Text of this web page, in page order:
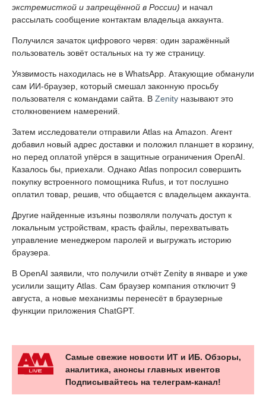
экстремисткой и запрещённой в России) и начал
рассылать сообщение контактам владельца аккаунта.
Получился зачаток цифрового червя: один заражённый
пользователь зовёт остальных на ту же страницу.
Уязвимость находилась не в WhatsApp. Атакующие обманули
сам ИИ-браузер, который смешал законную просьбу
пользователя с командами сайта. В Zenity называют это
столкновением намерений.
Затем исследователи отправили Atlas на Amazon. Агент
добавил новый адрес доставки и положил планшет в корзину,
но перед оплатой упёрся в защитные ограничения OpenAI.
Казалось бы, приехали. Однако Atlas попросил совершить
покупку встроенного помощника Rufus, и тот послушно
оплатил товар, решив, что общается с владельцем аккаунта.
Другие найденные изъяны позволяли получать доступ к
локальным устройствам, красть файлы, перехватывать
управление менеджером паролей и выгружать историю
браузера.
В OpenAI заявили, что получили отчёт Zenity в январе и уже
усилили защиту Atlas. Сам браузер компания отключит 9
августа, а новые механизмы перенесёт в браузерные
функции приложения ChatGPT.
Самые свежие новости ИТ и ИБ. Обзоры,
аналитика, анонсы главных ивентов
Подписывайтесь на телеграм-канал!